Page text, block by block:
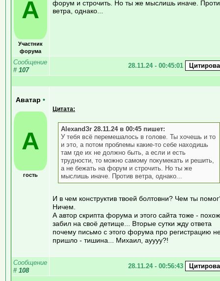
A
Участник
форума
форум и строчить. Но ты же мыслишь иначе.
ветра, однако...
Сообщение
# 107
28.11.24 - 00:45:01
Аватар •
А
гость
Цитата:
AlexandЗr 28.11.24 в 00:45 пишет:
У тебя всё перемешалось в голове. Ты хочешь и то
и это, а потом проблемы какие-то себе находишь
там где их не должно быть, а если и есть
трудности, то можно самому покумекать и решить,
а не бежать на форум и строчить. Но ты же
мыслишь иначе. Против ветра, однако...
И в чем конструктив твоей болтовни? Чем ты
Ничем.
А автор скрипта форума и этого сайта тоже -
забил на своё детище... Вторые сутки жду ответа
почему письмо с этого форума про регистрацию
пришло - тишина... Михаил, ауууу?!
Сообщение
# 108
28.11.24 - 00:56:43